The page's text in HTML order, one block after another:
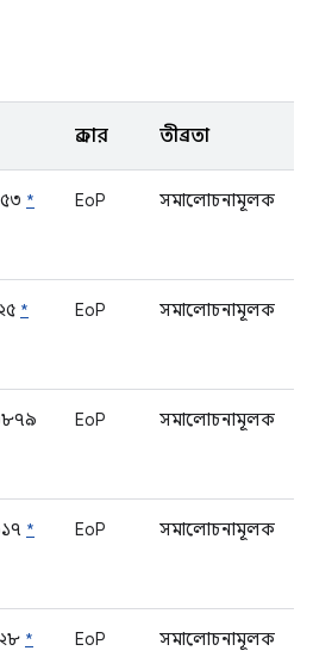
প্রকার তীব্রতা
* EoP সমালোচনামূলক
* EoP সমালোচনামূলক
EoP সমালোচনামূলক
* EoP সমালোচনামূলক
* EoP সমালোচনামূলক